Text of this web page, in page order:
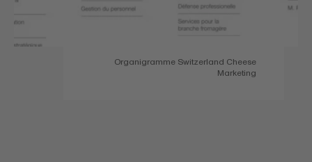
Organigramme Switzerland Cheese
Marketing